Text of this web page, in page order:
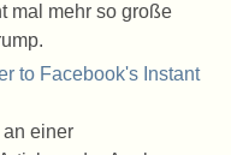
mal mehr so große
to Facebook's Instant
einer